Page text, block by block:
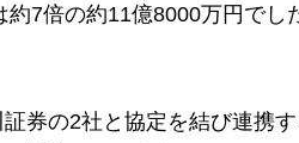
7倍の約11億8000万円でし
券の2社と協定を結び連携